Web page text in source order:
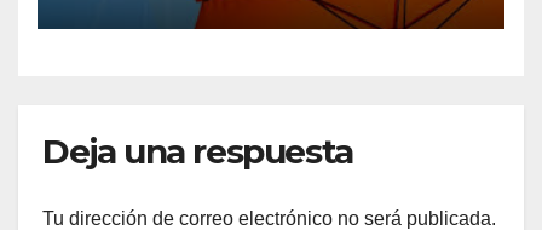
Deja una respuesta
Tu dirección de correo electrónico no será publicada.